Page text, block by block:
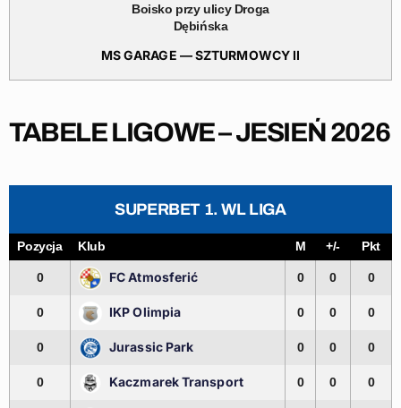
Boisko przy ulicy Droga
Dębińska
MS GARAGE — SZTURMOWCY II
TABELE LIGOWE – JESIEŃ 2026
SUPERBET 1. WL LIGA
Pozycja Klub M +/- Pkt
0 FC Atmosferić 0 0 0
0 IKP Olimpia 0 0 0
0 Jurassic Park 0 0 0
0 Kaczmarek Transport 0 0 0